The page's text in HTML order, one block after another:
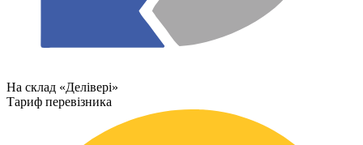
На склад «Делівері»
Тариф перевізника